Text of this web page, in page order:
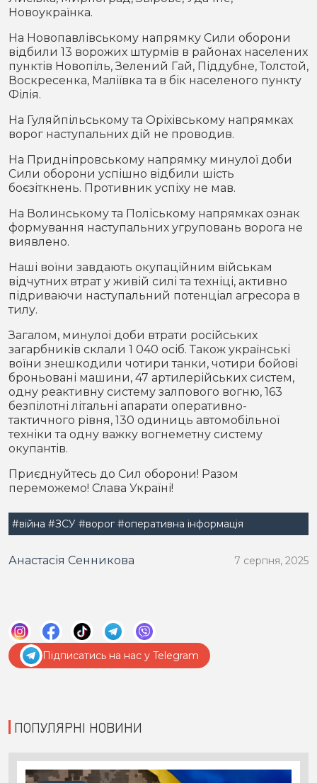
Новоукраїнка.
На Новопавлівському напрямку Сили оборони
відбили 13 ворожих штурмів в районах населених
пунктів Новопіль, Зелений Гай, Піддубне, Толстой,
Воскресенка, Маліївка та в бік населеного пункту
Філія.
На Гуляйпільському та Оріхівському напрямках
ворог наступальних дій не проводив.
На Придніпровському напрямку минулої доби
Сили оборони успішно відбили шість
боєзіткнень. Противник успіху не мав.
На Волинському та Поліському напрямках ознак
формування наступальних угруповань ворога не
виявлено.
Наші воїни завдають окупаційним військам
відчутних втрат у живій силі та техніці, активно
підриваючи наступальний потенціал агресора в
тилу.
Загалом, минулої доби втрати російських
загарбників склали 1 040 осіб. Також українські
воїни знешкодили чотири танки, чотири бойові
броньовані машини, 47 артилерійських систем,
одну реактивну систему залпового вогню, 163
безпілотні літальні апарати оперативно-
тактичного рівня, 130 одиниць автомобільної
техніки та одну важку вогнеметну систему
окупантів.
Приєднуйтесь до Сил оборони! Разом
переможемо! Слава Україні!
#війна #ЗСУ #ворог #оперативна інформація
Анастасія Сенникова 7 серпня, 2025
Підписатись на нас у Telegram
ПОПУЛЯРНІ НОВИНИ